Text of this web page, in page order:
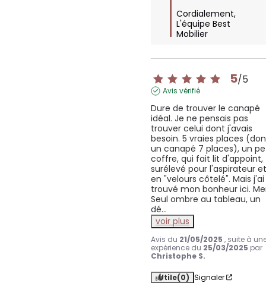
Cordialement,
L'équipe Best
Mobilier
5/5
Avis vérifié
Dure de trouver le canapé
idéal. Je ne pensais pas
trouver celui dont j'avais
besoin. 5 vraies places
un canapé 7 places), un
coffre, qui fait lit d'appoint,
surélevé pour l'aspirateur
en "velours côtelé". Mais j'ai
trouvé mon bonheur ici.
Seul ombre au tableau, un
dé...
voir plus
Avis du 21/05/2025 , suite à
expérience du 25/03/2025 par
Christophe S.
Utile(0) Signaler